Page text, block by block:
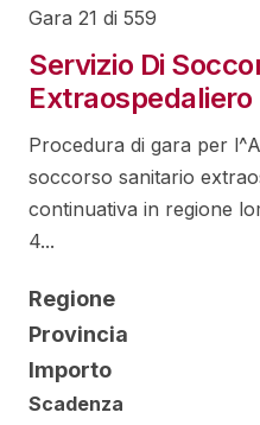
Gara 21 di 559
Servizio Di
Procedura di gara per
soccorso sanitario
continuativa in regione
4...
Regione
Provincia
Importo
Scadenza